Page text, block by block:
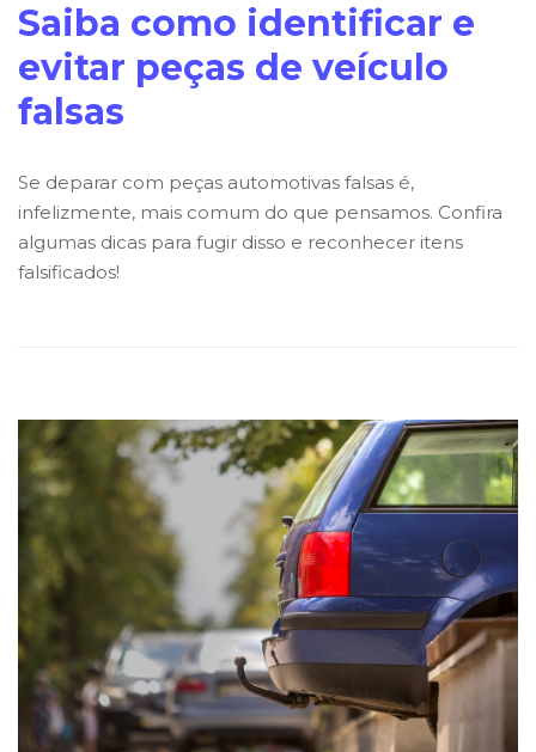
Saiba como identificar e
evitar peças de veículo
falsas
Se deparar com peças automotivas falsas é,
infelizmente, mais comum do que pensamos. Confira
algumas dicas para fugir disso e reconhecer itens
falsificados!